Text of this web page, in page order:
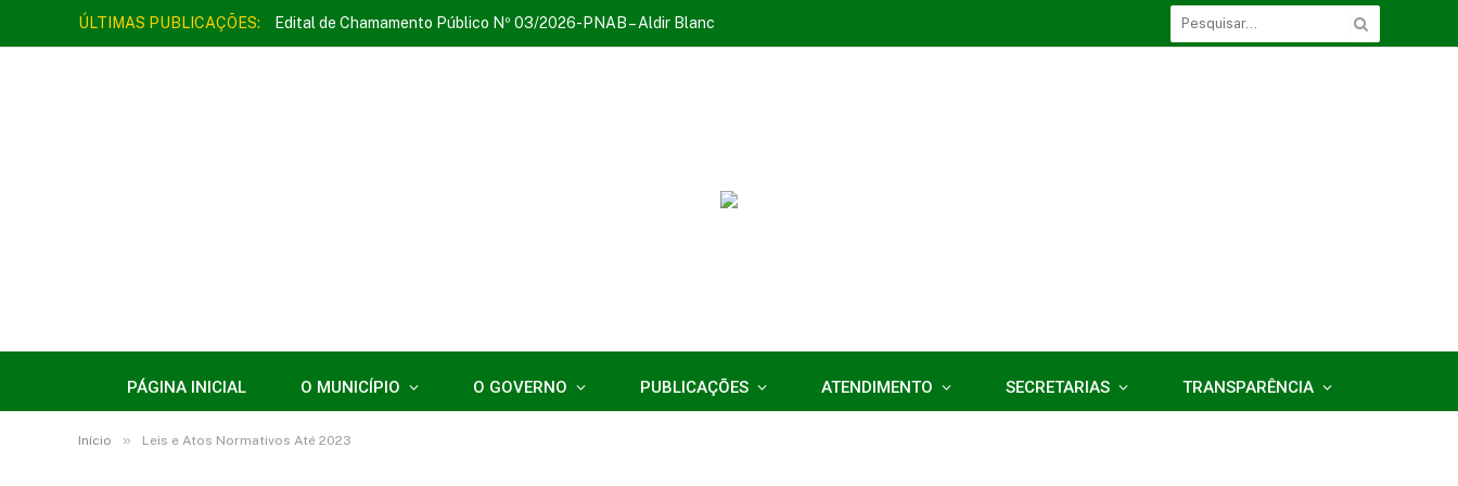
ÚLTIMAS PUBLICAÇÕES: Edital de Chamamento Público Nº 03/2026-PNAB – Aldir Blanc
PÁGINA INICIAL O MUNICÍPIO O GOVERNO PUBLICAÇÕES ATENDIMENTO SECRETARIAS TRANSPARÊNCIA
Início » Leis e Atos Normativos Até 2023